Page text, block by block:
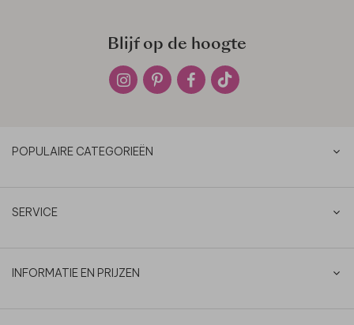
Blijf op de hoogte
POPULAIRE CATEGORIEËN
SERVICE
INFORMATIE EN PRIJZEN